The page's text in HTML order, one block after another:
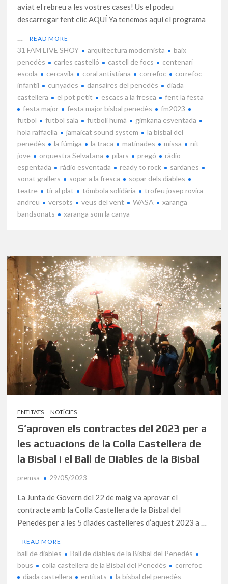
aviat el rebreu a les vostres cases! Us el podeu
descarregar fent clic AQUÍ Ya tenemos aquí el programa
…
READ MORE
31 FAM LIVE SHOY arquitectura modernista
baix
penedès
carles castelló castell de focs
centenari
escola
cercavila coral antistiana correfoc
correfoc
infantil
cunyades dansaires del penedès
diada
castellera
el pot petit escacs a la fresca
fent la festa
festa major
festa major bisbal penedès
fm2023
futbol
futbol sala futbolí humà
gimkana esventada
hola raffaella
jamaicat sound system
la bisbal del
penedès
la fúmiga la traca matinades missa
nit
jove
orquestra Selvatana pilars pregó
ràdio
espentada
ràdio esventada ready to rock
sardanes
sonat grallers
sopar a la fresca
sopar dels diables
teatre
tir al plat tómbola solidària
trofeu josep rovira
andreu
versots veus del vent WASA
xaranga
bandsonats
xaranga som la canya
ENTITATS NOTÍCIES
S’aproven els contractes del 2023 per a
les actuacions de la Colla Castellera de
la Bisbal i el Ball de Diables de la Bisbal
premsa 29/05/2023
La Junta de Govern del 22 de maig va aprovar el
contracte amb la Colla Castellera de la Bisbal del
Penedès per a les 5 diades castelleres d’aquest 2023 a …
READ MORE
ball de diables
Ball de diables de la Bisbal del Penedès
bous
colla castellera de la Bisbal del Penedès
correfoc
diada castellera
entitats la bisbal del penedès